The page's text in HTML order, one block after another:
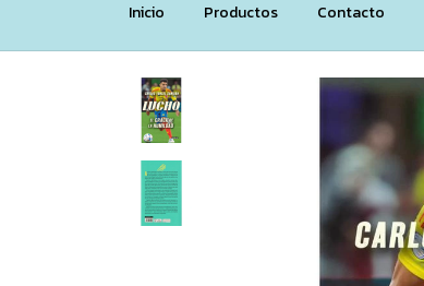
Inicio Productos Contacto